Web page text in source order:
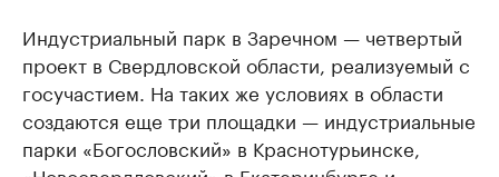
Индустриальный парк в Заречном — четвертый
проект в Свердловской области, реализуемый с
госучастием. На таких же условиях в области
создаются еще три площадки — индустриальные
парки «Богословский» в Краснотурьинске,